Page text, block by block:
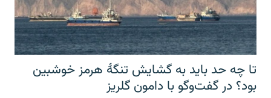
تا چه حد باید به گشایش تنگهٔ هرمز خوشبین
بود؟ در گفت‌وگو با دامون گلریز